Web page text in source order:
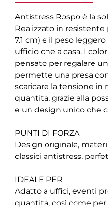
Antistress Rospo è la
Realizzato in
7.1 cm) e il peso
ufficio che a casa. I
pensato per regalare
permette una presa
scaricare la tensione in
quantità, grazie alla
e un design unico che
PUNTI DI FORZA
Design originale,
classici antistress,
IDEALE PER
Adatto a uffici, eventi
quantità, così come